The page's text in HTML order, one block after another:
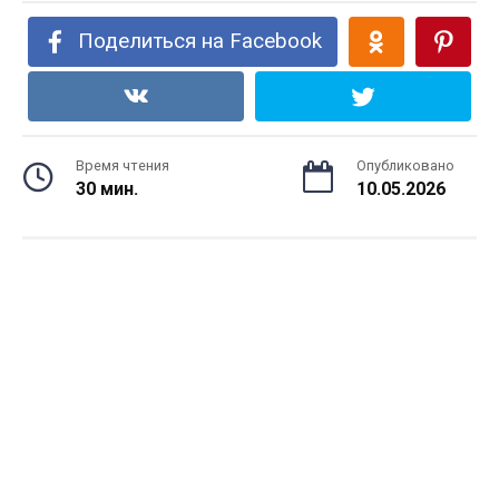
Поделиться на Facebook
Время чтения
30 мин.
Опубликовано
10.05.2026